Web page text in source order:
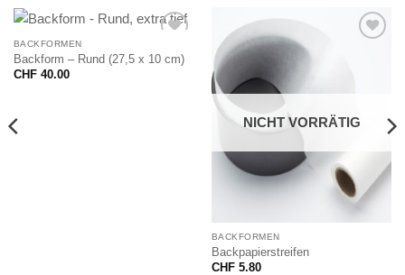
BACKFORMEN
Backform – Rund (27,5 x 10 cm)
CHF40.00
NICHT VORRÄTIG
BACKFORMEN
Backpapierstreifen
CHF5.80